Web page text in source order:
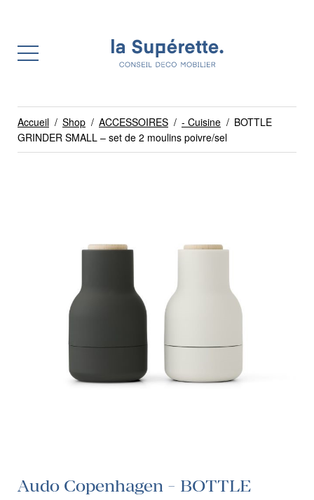
Accueil / Shop / ACCESSOIRES / - Cuisine / BOTTLE
GRINDER SMALL – set de 2 moulins poivre/sel
Audo Copenhagen - BOTTLE